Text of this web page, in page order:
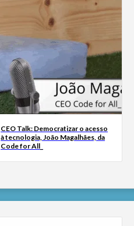
CEO Talk: Democratizar o acesso
à tecnologia, João Magalhães, da
Code for All_